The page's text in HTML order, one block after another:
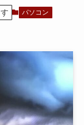
パソコン